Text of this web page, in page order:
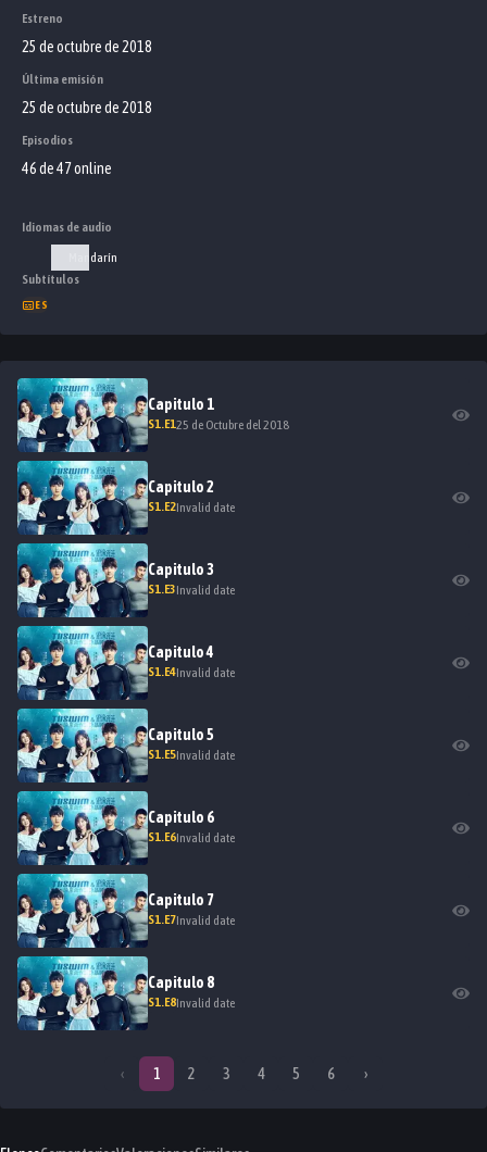
Estreno
25 de octubre de 2018
Última emisión
25 de octubre de 2018
Episodios
46 de 47 online
Idiomas de audio
Mandarín
Subtítulos
ES
Capitulo 1
S1.E125 de Octubre del 2018
Capitulo2
S1.E2Invalid date
Capitulo3
S1.E3Invalid date
Capitulo4
S1.E4Invalid date
Capitulo5
S1.E5Invalid date
Capitulo 6
S1.E6Invalid date
Capitulo 7
S1.E7Invalid date
Capitulo 8
S1.E8Invalid date
‹ 1 2 3 4 5 6 ›